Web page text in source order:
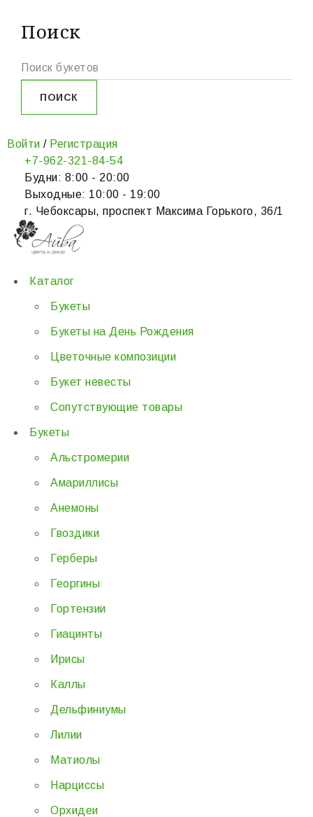
Поиск
Войти / Регистрация
+7-962-321-84-54
Будни: 8:00 - 20:00
Выходные: 10:00 - 19:00
г. Чебоксары, проспект Максима Горького, 36/1
Каталог
Букеты
Букеты на День Рождения
Цветочные композиции
Букет невесты
Сопутствующие товары
Букеты
Альстромерии
Амариллисы
Анемоны
Гвоздики
Герберы
Георгины
Гортензии
Гиацинты
Ирисы
Каллы
Дельфиниумы
Лилии
Матиолы
Нарциссы
Орхидеи